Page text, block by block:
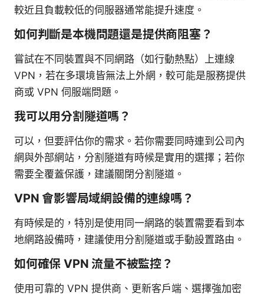
較近且負載較低的伺服器通常能提升速度。
如何判斷是本機問題還是提供商阻塞？
嘗試在不同裝置與不同網路（如行動熱點）上連線
VPN，若在多環境皆無法上外網，較可能是服務提供
商或 VPN 伺服端問題。
我可以用分割隧道嗎？
可以，但要評估你的需求。若你需要同時連到公司內
網與外部網站，分割隧道有時候是實用的選擇；若你
需要全覆蓋保護，建議關閉分割隧道。
VPN 會影響局域網設備的連線嗎？
有時候是的，特別是使用同一網路的裝置需要看到本
地網路設備時，建議使用分割隧道或手動設置路由。
如何確保 VPN 流量不被監控？
使用可靠的 VPN 提供商、更新客戶端、選擇強加密